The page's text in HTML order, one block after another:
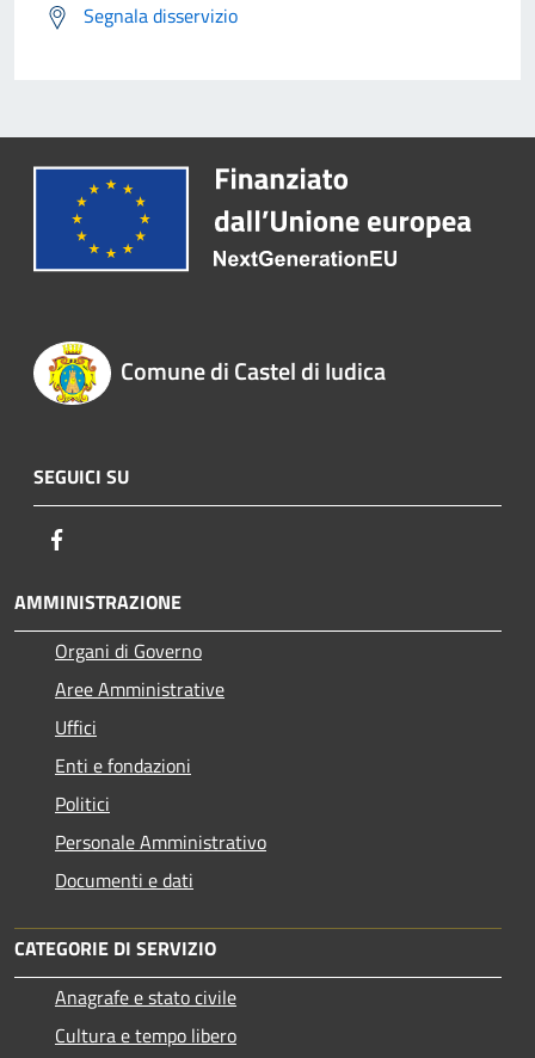
Segnala disservizio
Comune di Castel di Iudica
SEGUICI SU
AMMINISTRAZIONE
Organi di Governo
Aree Amministrative
Uffici
Enti e fondazioni
Politici
Personale Amministrativo
Documenti e dati
CATEGORIE DI SERVIZIO
Anagrafe e stato civile
Cultura e tempo libero